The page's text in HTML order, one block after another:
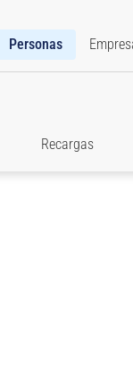
Personas
Recargas